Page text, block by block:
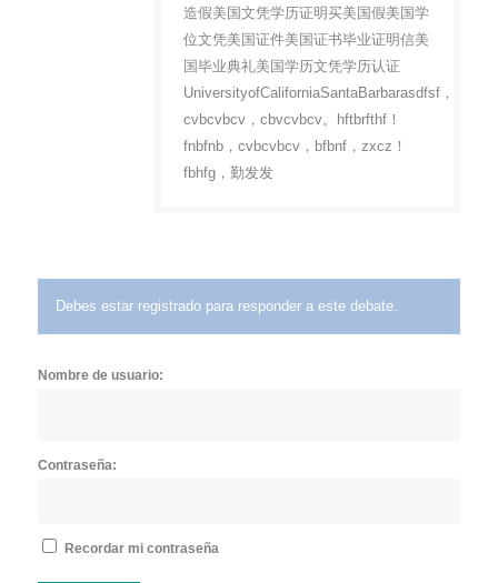
造假美国文凭学历证明买美国假美国学
位文凭美国证件美国证书毕业证明信美
国毕业典礼美国学历文凭学历认证
UniversityofCaliforniaSantaBarbarasdfsf，
cvbcvbcv，cbvcvbcv。hftbrfthf！
fnbfnb，cvbcvbcv，bfbnf，zxcz！
fbhfg，勤发发
Debes estar registrado para responder a este debate.
Nombre de usuario:
Contraseña:
Recordar mi contraseña